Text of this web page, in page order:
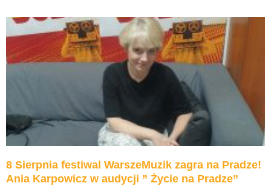
8 Sierpnia festiwal WarszeMuzik zagra na Pradze!
Ania Karpowicz w audycji ” Życie na Pradze”